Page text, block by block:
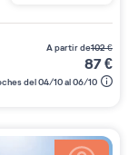
a partir de102€
87€
del 04/10 al 06/10